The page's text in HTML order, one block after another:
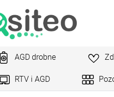
AGD drobne
RTV i AGD